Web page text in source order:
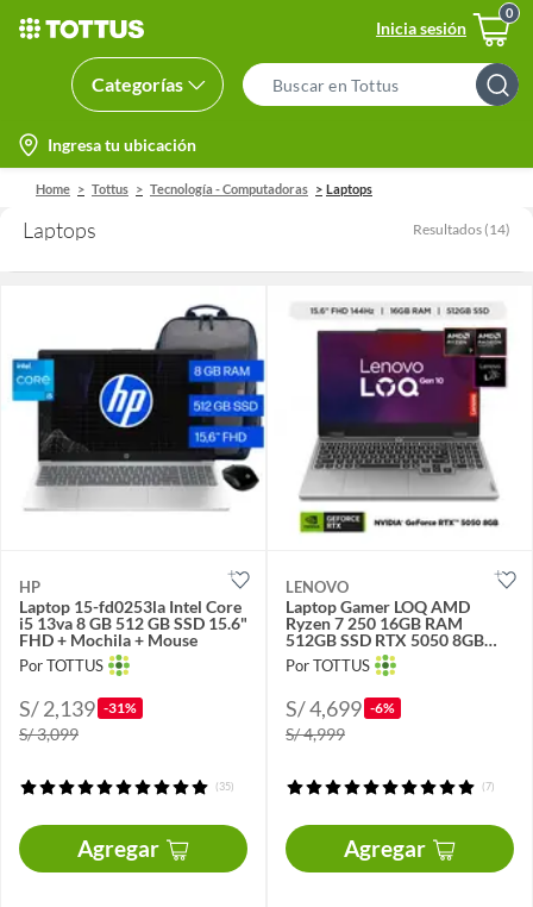
Inicia sesión
Categorías
Search
Bar
location-
icon
Ingresa tu ubicación
Home Tottus Tecnología - Computadoras Laptops
Laptops Resultados (14)
HP
Laptop 15-fd0253la Intel Core
i5 13va 8 GB 512 GB SSD 15.6"
FHD + Mochila + Mouse
Por TOTTUS
S/ 2,139 -31%
S/ 3,099
(35)
Agregar
LENOVO
Laptop Gamer LOQ AMD
Ryzen 7 250 16GB RAM
512GB SSD RTX 5050 8GB
15.6" FHD 144Hz
Por TOTTUS
S/ 4,699 -6%
S/ 4,999
(7)
Agregar